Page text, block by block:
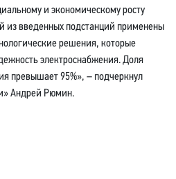
и экономическому росту
из введенных подстанций применены
решения, которые
электроснабжения. Доля
превышает 95%», – подчеркнул
Андрей Рюмин.